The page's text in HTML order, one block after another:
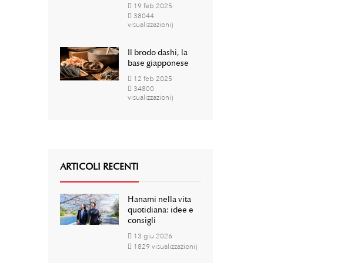
19 feb 2025
38044
visualizzazioni)
Il brodo dashi, la
base giapponese
12 feb 2025
34800
visualizzazioni)
ARTICOLI RECENTI
Hanami nella vita
quotidiana: idee e
consigli
13 giu 2026
1829 visualizzazioni)